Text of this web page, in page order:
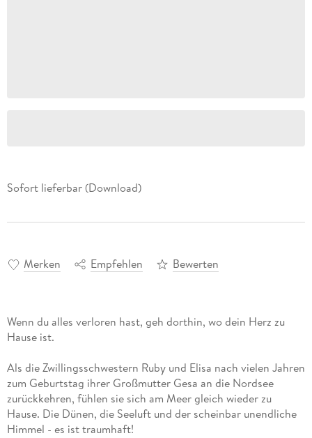
Sofort lieferbar (Download)
Merken Empfehlen Bewerten
Wenn du alles verloren hast, geh dorthin, wo dein Herz zu
Hause ist.
Als die Zwillingsschwestern Ruby und Elisa nach vielen Jahren
zum Geburtstag ihrer Großmutter Gesa an die Nordsee
zurückkehren, fühlen sie sich am Meer gleich wieder zu
Hause. Die Dünen, die Seeluft und der scheinbar unendliche
Himmel - es ist traumhaft!